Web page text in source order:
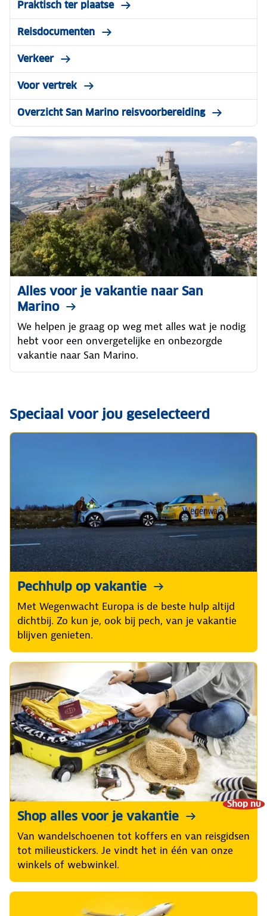
Praktisch ter plaatse
Reisdocumenten
Verkeer
Voor vertrek
Overzicht San Marino reisvoorbereiding
Alles voor je vakantie naar San
Marino
We helpen je graag op weg met alles wat je nodig
hebt voor een onvergetelijke en onbezorgde
vakantie naar San Marino.
Speciaal voor jou geselecteerd
Pechhulp op vakantie
Met Wegenwacht Europa is de beste hulp altijd
dichtbij. Zo kun je, ook bij pech, van je vakantie
blijven genieten.
Shop nu
Shop alles voor je vakantie
Van wandelschoenen tot koffers en van reisgidsen
tot milieustickers. Je vindt het in één van onze
winkels of webwinkel.